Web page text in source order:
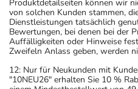
zu Veränderungen des
Knochenmarkstörungen mit
Schleimhautentzündungen,
Geschwüre der
Geschwüre im Magen-
Produktdetailseiten können wir
von solchen Kunden stammen,
Dienstleistungen tatsächlich
Bewertungen, bei denen bei der
Auffälligkeiten oder Hinweise
Zweifeln Anlass geben, werden
12: Nur für Neukunden mit
"10NEU26" erhalten Sie 10 %